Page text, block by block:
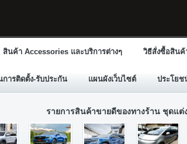
สินค้า Accessories และบริการต่างๆ วิธีสั่งซื้อสินค้
การติดตั้ง-รับประกัน แผนผังเว็บไซต์ ประโยช
รายการสินค้าขายดีของทางร้าน ชุดแต่